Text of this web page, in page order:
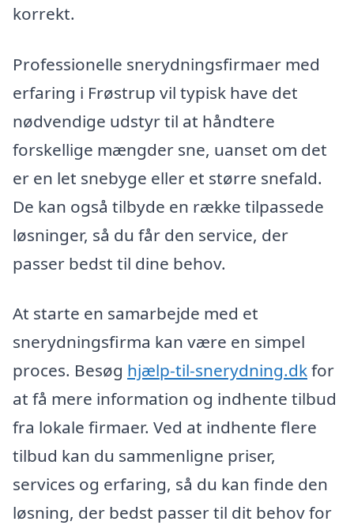
korrekt.
Professionelle snerydningsfirmaer med
erfaring i Frøstrup vil typisk have det
nødvendige udstyr til at håndtere
forskellige mængder sne, uanset om det
er en let snebyge eller et større snefald.
De kan også tilbyde en række tilpassede
løsninger, så du får den service, der
passer bedst til dine behov.
At starte en samarbejde med et
snerydningsfirma kan være en simpel
proces. Besøg hjælp-til-snerydning.dkfor
at få mere information og indhente tilbud
fra lokale firmaer. Ved at indhente flere
tilbud kan du sammenligne priser,
services og erfaring, så du kan finde den
løsning, der bedst passer til dit behov for